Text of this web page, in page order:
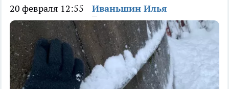
20 февраля 12:55 Иваньшин Илья